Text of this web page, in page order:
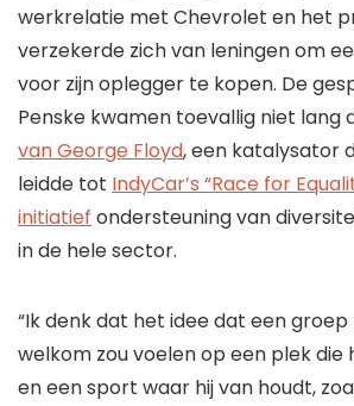
werkrelatie met Chevrolet en het
verzekerde zich van leningen om
voor zijn oplegger te kopen. De
Penske kwamen toevallig niet lang
van George Floyd, een katalysator
leidde tot IndyCar’s “Race for
initiatief ondersteuning van
in de hele sector.
“Ik denk dat het idee dat een
welkom zou voelen op een plek die
en een sport waar hij van houdt,